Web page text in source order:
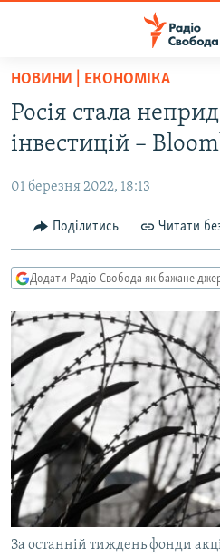
Перейти
основного
матеріалу
до
навігації
Перейти
до
ПОЛІТИКА
ЕКОНОМІКА
КУЛЬТУРА
СПОРТ
УКРАЇНА
СВІТ
ВІЙНА
РОСІЙСЬКА «ФІЛЬТРАЦІЯ»
КРИМ.РЕАЛІЇ
ТИ ЯК?
СХЕМИ
КИТАЙ.ВИКЛИКИ
МУЛЬТИМЕДІА
ФОТО
СПЕЦПРОЄКТИ
ПОДКАСТИ
НОВИНИ | ЕКОНОМІКА
Росія стала
інвестицій –
01 березня 2022, 18:13
Поділитись Читати
Додати Радіо Свобода як бажане
За останній тиждень фонди